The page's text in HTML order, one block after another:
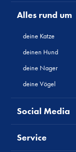
Alles rund um
deine Katze
deinen Hund
deine Nager
deine Vögel
Social Media
Service